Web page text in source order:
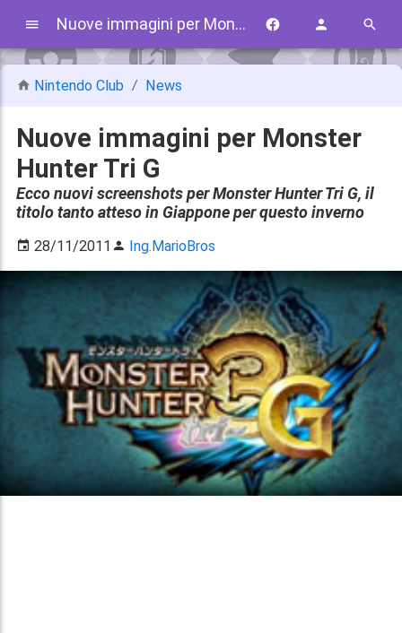
Nuove immagini per Monster Hunter Tri G
Nintendo Club News
Nuove immagini per Monster
Hunter Tri G
Ecco nuovi screenshots per Monster Hunter Tri G, il
titolo tanto atteso in Giappone per questo inverno
28/11/2011 Ing.MarioBros